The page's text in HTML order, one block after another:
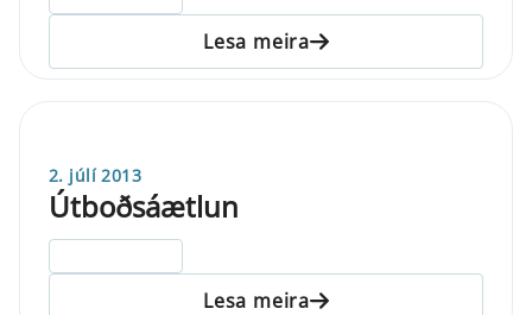
Lesa meira
2. júlí 2013
Útboðsáætlun
Lesa meira